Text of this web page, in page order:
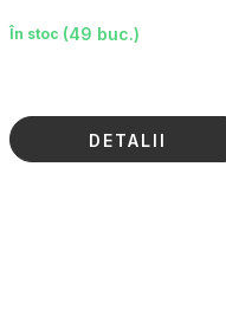
În stoc (49 buc.)
DETALII